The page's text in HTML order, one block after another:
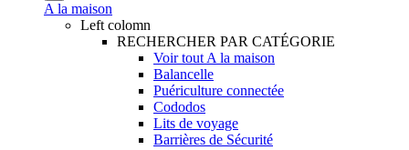
A la maison
Left colomn
RECHERCHER PAR CATÉGORIE
Voir tout A la maison
Balancelle
Puériculture connectée
Cododos
Lits de voyage
Barrières de Sécurité